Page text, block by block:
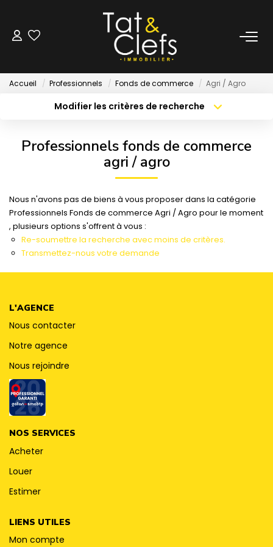
LOCATION
Nos Biens Loués
ESTIMATION
LOCAUX & BUREAUX
PARTENAIRE TRANSACTION
Accueil Professionnels Fonds de commerce Agri / Agro
Modifier les critères de recherche
Professionnels fonds de commerce
agri / agro
Nous n'avons pas de biens à vous proposer dans la catégorie
Professionnels Fonds de commerce Agri / Agro pour le moment
, plusieurs options s'offrent à vous :
Re-soumettre la recherche avec moins de critères.
Transmettez-nous votre demande
L'AGENCE
Nous contacter
Notre agence
Nous rejoindre
NOS SERVICES
Acheter
Louer
Estimer
LIENS UTILES
Mon compte